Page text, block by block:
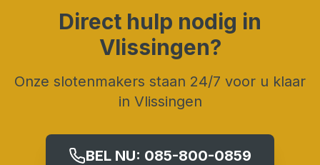
Direct hulp nodig in
Vlissingen?
Onze slotenmakers staan 24/7 voor u klaar
in Vlissingen
BEL NU: 085-800-0859